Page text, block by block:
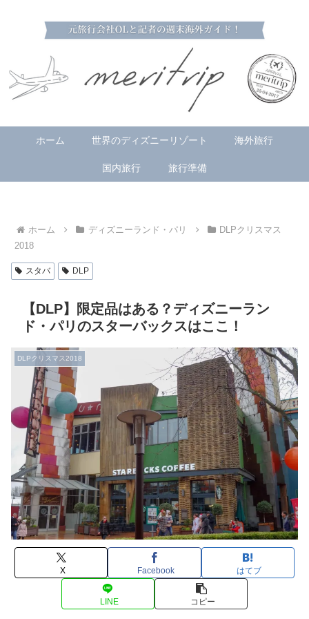
ホーム 世界のディズニーリゾート 海外旅行
国内旅行 旅行準備
ホーム ディズニーランド・パリ
DLPクリスマス
2018
スタバ DLP
【DLP】限定品はある？ディズニーラン
ド・パリのスターバックスはここ！
DLPクリスマス2018
X Facebook はてブ
LINE コピー